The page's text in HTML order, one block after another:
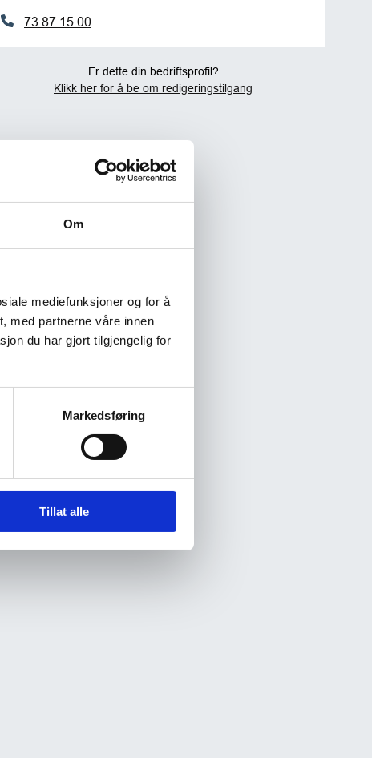
Om
mediefunksjoner og for å
med partnerne våre innen
du har gjort tilgjengelig for
Markedsføring
Tillat alle
73 87 15 00
Er dette din bedriftsprofil?
Klikk her for å be om redigeringstilgang